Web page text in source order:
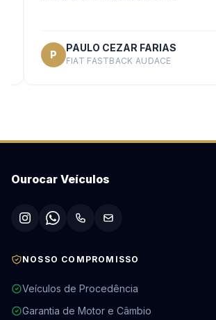
P
PAULO CEZAR FARIAS
FIAT FASTBACK AUDACE
Ourocar Veículos
NOSSO COMPROMISSO
Veículos de Procedência
Garantia de Motor e Câmbio